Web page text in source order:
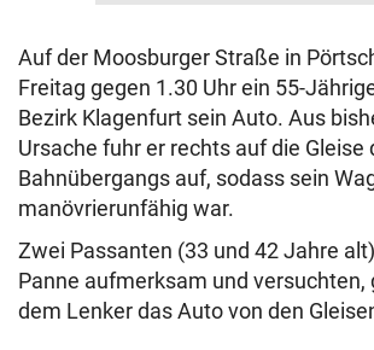
Auf der Moosburger Straße in
Freitag gegen 1.30 Uhr ein 55-
Bezirk Klagenfurt sein Auto. Aus
Ursache fuhr er rechts auf die Gleise
Bahnübergangs auf, sodass sein
manövrierunfähig war.
Zwei Passanten (33 und 42 Jahre
Panne aufmerksam und
dem Lenker das Auto von den